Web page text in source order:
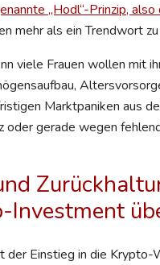
„Hodl“-Prinzip,
mehr als ein Trendwort
viele Frauen wollen mit
Marktpaniken aus
gerade wegen
Investment
Einstieg in die Krypto-